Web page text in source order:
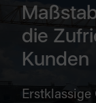
die
Kunden